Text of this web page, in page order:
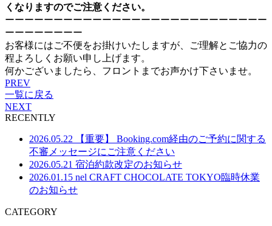
くなりますのでご注意ください。
ーーーーーーーーーーーーーーーーーーーーーーーーーーー
ーーーーーーーー
お客様にはご不便をお掛けいたしますが、ご理解とご協力の
程よろしくお願い申し上げます。
何かございましたら、フロントまでお声かけ下さいませ。
PREV
一覧に戻る
NEXT
RECENTLY
2026.05.22
【重要】 Booking.com経由のご予約に関する
不審メッセージにご注意ください
2026.05.21 宿泊約款改定のお知らせ
2026.01.15 nel CRAFT CHOCOLATE TOKYO臨時休業
のお知らせ
CATEGORY